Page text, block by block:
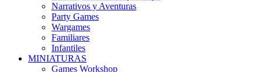
Narrativos y Aventuras
Party Games
Wargames
Familiares
Infantiles
MINIATURAS
Games Workshop